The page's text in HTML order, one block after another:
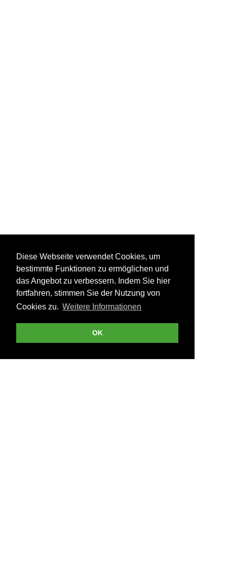
Diese Webseite verwendet Cookies, um
bestimmte Funktionen zu ermöglichen und
das Angebot zu verbessern. Indem Sie hier
fortfahren, stimmen Sie der Nutzung von
Cookies zu. Weitere Informationen
OK